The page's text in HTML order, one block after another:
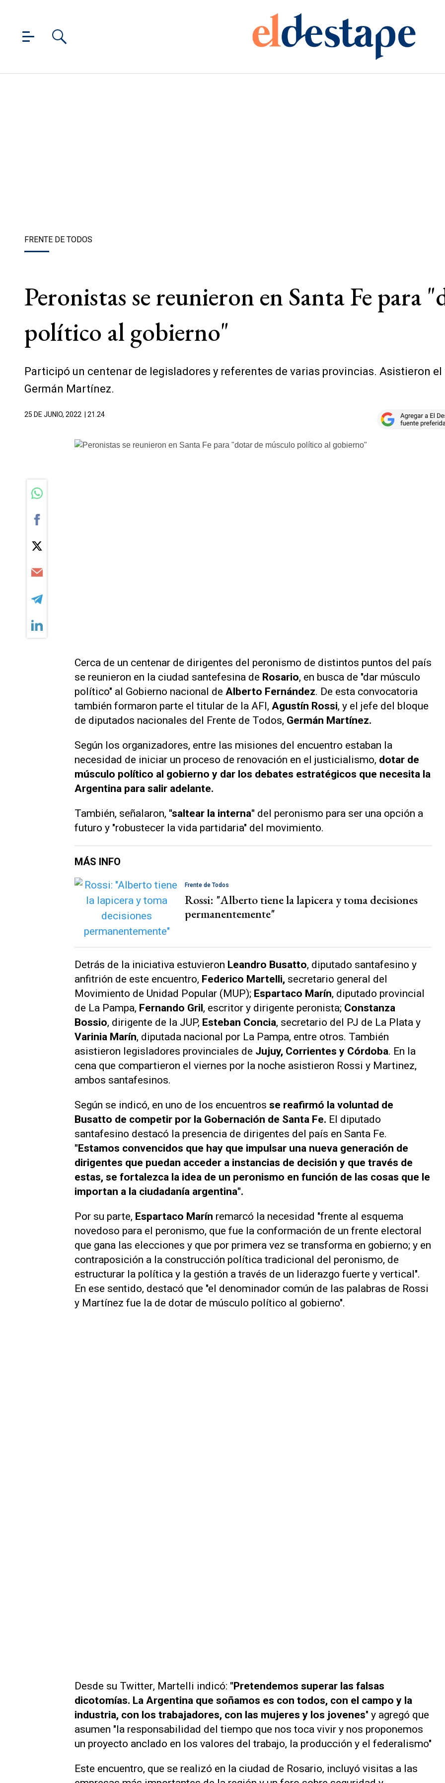
FRENTE DE TODOS
Peronistas se reunieron en Santa Fe para
político al gobierno"
Participó un centenar de legisladores y referentes de varias provincias. Asistieron el
Germán Martínez.
25 DE JUNIO, 2022 | 21.24
Cerca de un centenar de dirigentes del peronismo de distintos puntos del país
se reunieron en la ciudad santefesina de Rosario, en busca de "dar músculo
político" al Gobierno nacional de Alberto Fernández. De esta convocatoria
también formaron parte el titular de la AFI, Agustín Rossi, y el jefe del bloque
de diputados nacionales del Frente de Todos, Germán Martínez.
Según los organizadores, entre las misiones del encuentro estaban la
necesidad de iniciar un proceso de renovación en el justicialismo, dotar de
músculo político al gobierno y dar los debates estratégicos que necesita la
Argentina para salir adelante.
También, señalaron, "saltear la interna" del peronismo para ser una opción a
futuro y "robustecer la vida partidaria" del movimiento.
MÁS INFO
Frente de Todos
Rossi: "Alberto tiene la lapicera y toma decisiones
permanentemente"
Detrás de la iniciativa estuvieron Leandro Busatto, diputado santafesino y
anfitrión de este encuentro, Federico Martelli, secretario general del
Movimiento de Unidad Popular (MUP); Espartaco Marín, diputado provincial
de La Pampa, Fernando Gril, escritor y dirigente peronista; Constanza
Bossio, dirigente de la JUP, Esteban Concia, secretario del PJ de La Plata y
Varinia Marín, diputada nacional por La Pampa, entre otros. También
asistieron legisladores provinciales de Jujuy, Corrientes y Córdoba. En la
cena que compartieron el viernes por la noche asistieron Rossi y Martinez,
ambos santafesinos.
Según se indicó, en uno de los encuentros se reafirmó la voluntad de
Busatto de competir por la Gobernación de Santa Fe. El diputado
santafesino destacó la presencia de dirigentes del país en Santa Fe.
"Estamos convencidos que hay que impulsar una nueva generación de
dirigentes que puedan acceder a instancias de decisión y que través de
estas, se fortalezca la idea de un peronismo en función de las cosas que le
importan a la ciudadanía argentina".
Por su parte, Espartaco Marín remarcó la necesidad "frente al esquema
novedoso para el peronismo, que fue la conformación de un frente electoral
que gana las elecciones y que por primera vez se transforma en gobierno; y en
contraposición a la construcción política tradicional del peronismo, de
estructurar la política y la gestión a través de un liderazgo fuerte y vertical".
En ese sentido, destacó que "el denominador común de las palabras de Rossi
y Martínez fue la de dotar de músculo político al gobierno".
Desde su Twitter, Martelli indicó: "Pretendemos superar las falsas
dicotomías. La Argentina que soñamos es con todos, con el campo y la
industria, con los trabajadores, con las mujeres y los jovenes" y agregó que
asumen "la responsabilidad del tiempo que nos toca vivir y nos proponemos
un proyecto anclado en los valores del trabajo, la producción y el federalismo"
Este encuentro, que se realizó en la ciudad de Rosario, incluyó visitas a las